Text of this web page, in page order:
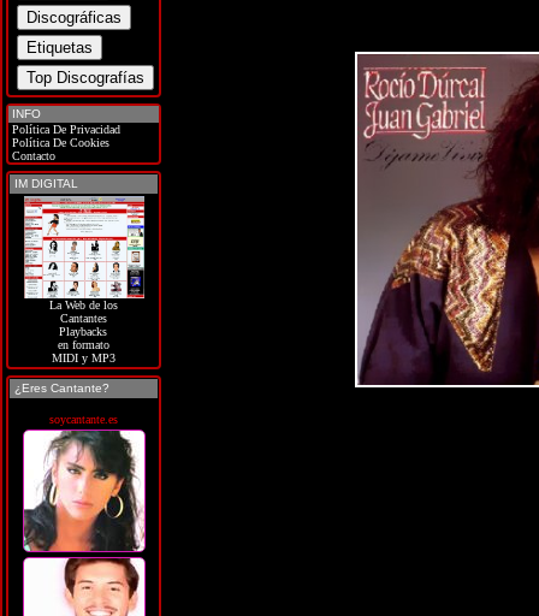
INFO
Política De Privacidad
Política De Cookies
Contacto
IM DIGITAL
La Web de los
Cantantes
Playbacks
en formato
MIDI y MP3
¿Eres Cantante?
soycantante.es